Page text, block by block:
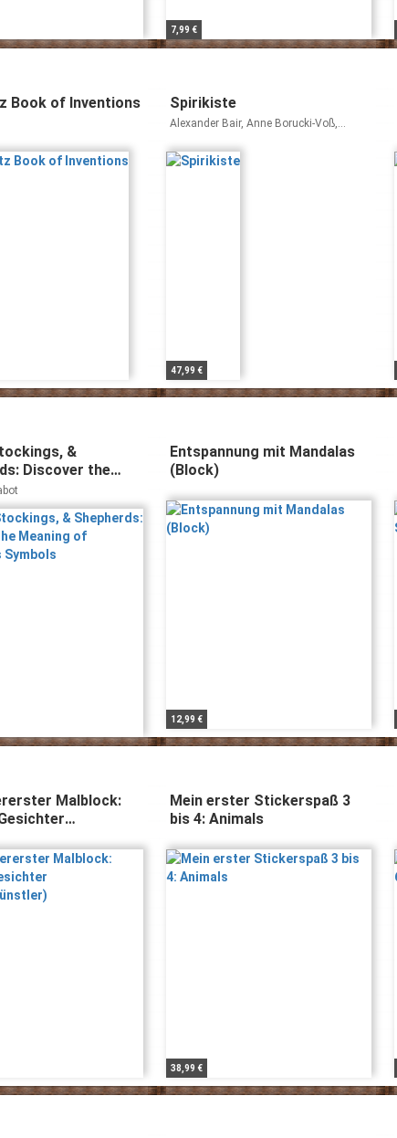
7,99 €
Book of Inventions Spirikiste
Alexander Bair, Anne Borucki-Voß,
47,99 €
&
Discover the
Christmas
Entspannung mit Mandalas
(Block)
12,99 €
Malblock:
Mein erster Stickerspaß 3
bis 4: Animals
38,99 €